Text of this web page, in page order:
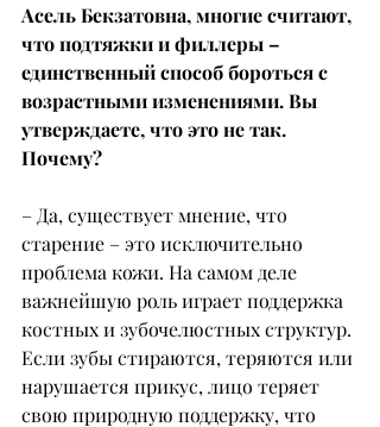
Асель Бекзатовна, многие считают,
что подтяжки и филлеры –
единственный способ бороться с
возрастными изменениями. Вы
утверждаете, что это не так.
Почему?
– Да, существует мнение, что
старение – это исключительно
проблема кожи. На самом деле
важнейшую роль играет поддержка
костных и зубочелюстных структур.
Если зубы стираются, теряются или
нарушается прикус, лицо теряет
свою природную поддержку, что